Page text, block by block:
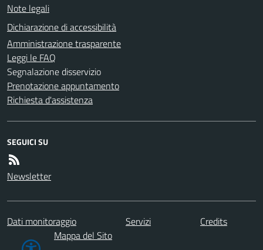
Note legali
Dichiarazione di accessibilità
Amministrazione trasparente
Leggi le FAQ
Segnalazione disservizio
Prenotazione appuntamento
Richiesta d'assistenza
SEGUICI SU
Newsletter
Dati monitoraggio Servizi
Credits
Mappa del Sito